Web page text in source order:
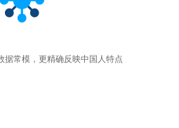
据常模，更精确反映中国人特点